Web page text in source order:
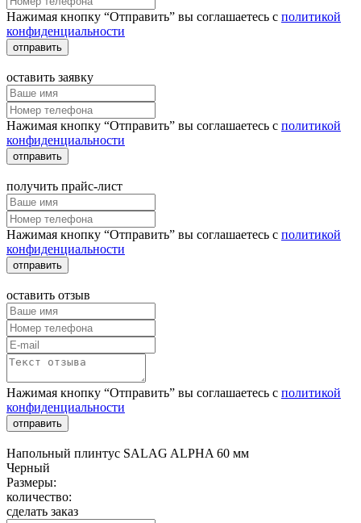
Нажимая кнопку “Отправить” вы соглашаетесь с политикой
конфиденциальности
отправить
оставить заявку
Нажимая кнопку “Отправить” вы соглашаетесь с политикой
конфиденциальности
отправить
получить прайс-лист
Нажимая кнопку “Отправить” вы соглашаетесь с политикой
конфиденциальности
отправить
оставить отзыв
Нажимая кнопку “Отправить” вы соглашаетесь с политикой
конфиденциальности
отправить
Напольный плинтус SALAG ALPHA 60 мм
Черный
Размеры:
количество:
сделать заказ